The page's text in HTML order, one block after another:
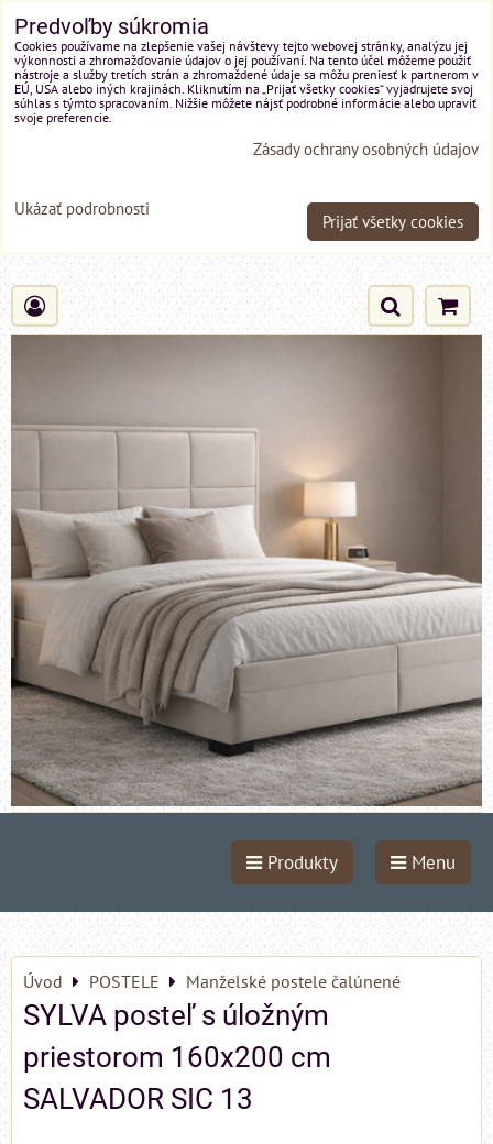
Produkty Menu
Úvod POSTELE Manželské postele čalúnené
SYLVA posteľ s úložným
priestorom 160x200 cm
SALVADOR SIC 13
Predvoľby súkromia
Cookies používame na zlepšenie vašej návštevy tejto webovej stránky, analýzu jej
výkonnosti a zhromažďovanie údajov o jej používaní. Na tento účel môžeme použiť
nástroje a služby tretích strán a zhromaždené údaje sa môžu preniesť k partnerom v
EÚ, USA alebo iných krajinách. Kliknutím na „Prijať všetky cookies“ vyjadrujete svoj
súhlas s týmto spracovaním. Nižšie môžete nájsť podrobné informácie alebo upraviť
svoje preferencie.
Zásady ochrany osobných údajov
Ukázať podrobnosti
Prijať všetky cookies